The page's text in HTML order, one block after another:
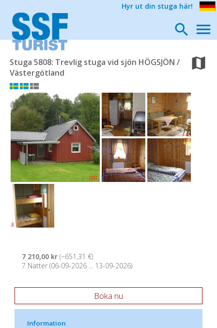
Hyr ut din stuga här!
Stuga 5808: Trevlig stuga vid sjön HÖGSJÖN /
Västergötland
7 210,00 kr (~651,31 €)
7 Nätter (06-09-2026 ... 13-09-2026)
Boka nu
Information